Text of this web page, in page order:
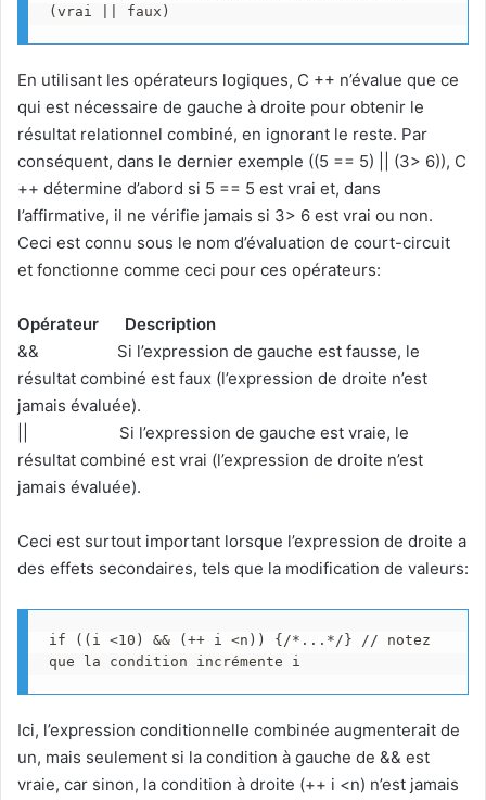
(vrai || faux)
En utilisant les opérateurs logiques, C ++ n’évalue que ce
qui est nécessaire de gauche à droite pour obtenir le
résultat relationnel combiné, en ignorant le reste. Par
conséquent, dans le dernier exemple ((5 == 5) || (3> 6)), C
++ détermine d’abord si 5 == 5 est vrai et, dans
l’affirmative, il ne vérifie jamais si 3> 6 est vrai ou non.
Ceci est connu sous le nom d’évaluation de court-circuit
et fonctionne comme ceci pour ces opérateurs:
Opérateur
Description
&& Si l’expression de gauche est fausse, le
résultat combiné est faux (l’expression de droite n’est
jamais évaluée).
|| Si l’expression de gauche est vraie, le
résultat combiné est vrai (l’expression de droite n’est
jamais évaluée).
Ceci est surtout important lorsque l’expression de droite a
des effets secondaires, tels que la modification de valeurs:
if ((i <10) && (++ i <n)) {/*...*/} // notez
que la condition incrémente i
Ici, l’expression conditionnelle combinée augmenterait de
un, mais seulement si la condition à gauche de && est
vraie, car sinon, la condition à droite (++ i <n) n’est jamais